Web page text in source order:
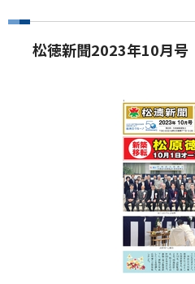
松徳新聞2023年10月号